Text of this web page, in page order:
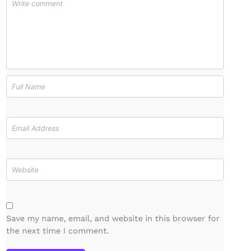
Save my name, email, and website in this browser for
the next time I comment.